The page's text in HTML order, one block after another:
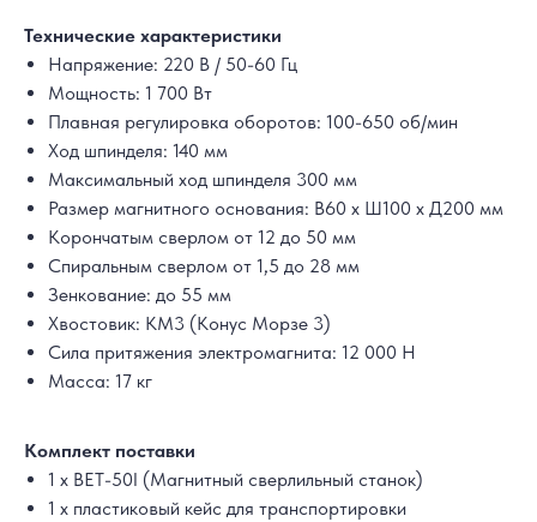
Технические характеристики
Напряжение: 220 В / 50-60 Гц
Мощность: 1 700 Вт
Плавная регулировка оборотов: 100-650 об/мин
Ход шпинделя: 140 мм
Максимальный ход шпинделя 300 мм
Размер магнитного основания: В60 х Ш100 х Д200 мм
Корончатым сверлом от 12 до 50 мм
Спиральным сверлом от 1,5 до 28 мм
Зенкование: до 55 мм
Хвостовик: КМ3 (Конус Морзе 3)
Сила притяжения электромагнита: 12 000 Н
Масса: 17 кг
Комплект поставки
1 х BET-50I (Магнитный сверлильный станок)
1 х пластиковый кейс для транспортировки